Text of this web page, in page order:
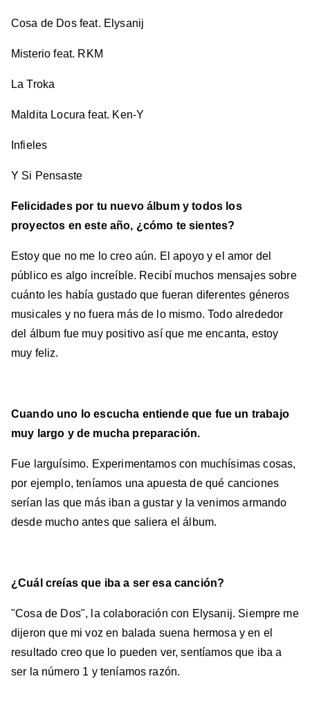
Cosa de Dos feat. Elysanij
Misterio feat. RKM
La Troka
Maldita Locura feat. Ken-Y
Infieles
Y Si Pensaste
Felicidades por tu nuevo álbum y todos los
proyectos en este año, ¿cómo te sientes?
Estoy que no me lo creo aún. El apoyo y el amor del
público es algo increíble. Recibí muchos mensajes sobre
cuánto les había gustado que fueran diferentes géneros
musicales y no fuera más de lo mismo. Todo alrededor
del álbum fue muy positivo así que me encanta, estoy
muy feliz.
Cuando uno lo escucha entiende que fue un trabajo
muy largo y de mucha preparación.
Fue larguísimo. Experimentamos con muchísimas cosas,
por ejemplo, teníamos una apuesta de qué canciones
serían las que más iban a gustar y la venimos armando
desde mucho antes que saliera el álbum.
¿Cuál creías que iba a ser esa canción?
"Cosa de Dos", la colaboración con Elysanij. Siempre me
dijeron que mi voz en balada suena hermosa y en el
resultado creo que lo pueden ver, sentíamos que iba a
ser la número 1 y teníamos razón.